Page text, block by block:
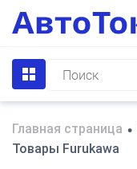
Главная страница •
Товары Furukawa